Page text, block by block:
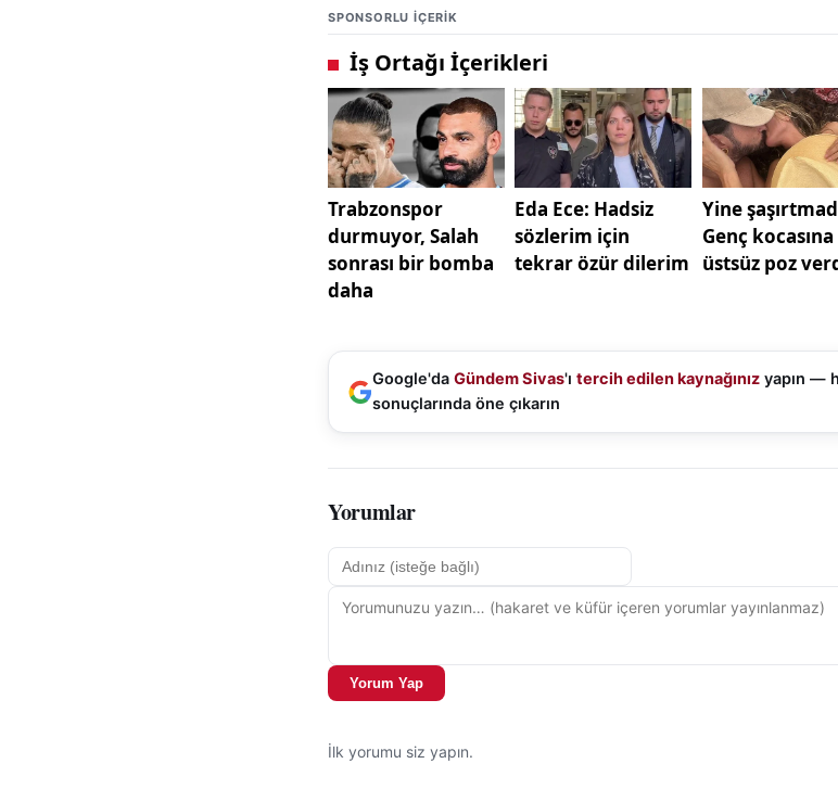
SPONSORLU IÇERIK
Google'da Gündem Sivas'ı tercih edilen kaynağınız yapın —
sonuçlarında öne çıkarın
Yorumlar
Yorum Yap
İlk yorumu siz yapın.